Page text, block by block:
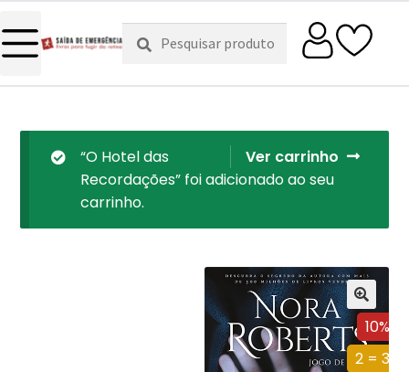
Pesquisar
por:
Pesquisa
Ver carrinho
“O Hotel das
Recordações” foi adicionado ao seu
carrinho.
10%
2 = 3